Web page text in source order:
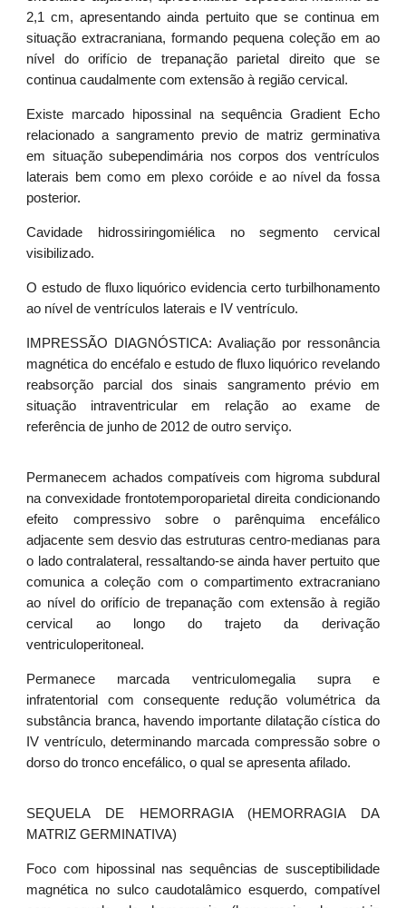
2,1 cm, apresentando ainda pertuito que se continua em
situação extracraniana, formando pequena coleção em ao
nível do orifício de trepanação parietal direito que se
continua caudalmente com extensão à região cervical.
Existe marcado hipossinal na sequência Gradient Echo
relacionado a sangramento previo de matriz germinativa
em situação subependimária nos corpos dos ventrículos
laterais bem como em plexo coróide e ao nível da fossa
posterior.
Cavidade hidrossiringomiélica no segmento cervical
visibilizado.
O estudo de fluxo liquórico evidencia certo turbilhonamento
ao nível de ventrículos laterais e IV ventrículo.
IMPRESSÃO DIAGNÓSTICA: Avaliação por ressonância
magnética do encéfalo e estudo de fluxo liquórico revelando
reabsorção parcial dos sinais sangramento prévio em
situação intraventricular em relação ao exame de
referência de junho de 2012 de outro serviço.
Permanecem achados compatíveis com higroma subdural
na convexidade frontotemporoparietal direita condicionando
efeito compressivo sobre o parênquima encefálico
adjacente sem desvio das estruturas centro-medianas para
o lado contralateral, ressaltando-se ainda haver pertuito que
comunica a coleção com o compartimento extracraniano
ao nível do orifício de trepanação com extensão à região
cervical ao longo do trajeto da derivação
ventriculoperitoneal.
Permanece marcada ventriculomegalia supra e
infratentorial com consequente redução volumétrica da
substância branca, havendo importante dilatação cística do
IV ventrículo, determinando marcada compressão sobre o
dorso do tronco encefálico, o qual se apresenta afilado.
SEQUELA DE HEMORRAGIA (HEMORRAGIA DA
MATRIZ GERMINATIVA)
Foco com hipossinal nas sequências de susceptibilidade
magnética no sulco caudotalâmico esquerdo, compatível